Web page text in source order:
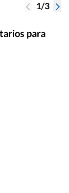
1/3
para